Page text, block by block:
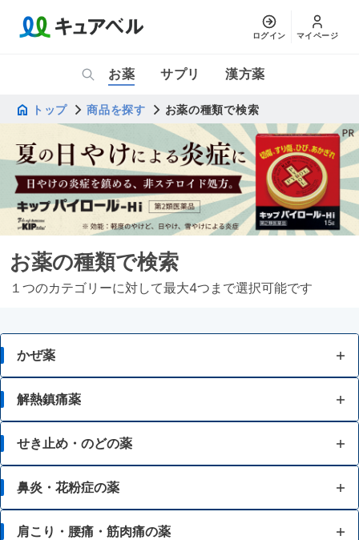
ログイン マイページ
お薬 サプリ 漢方薬
トップ 商品を探す お薬の種類で検索
お薬の種類で検索
１つのカテゴリーに対して最大4つまで選択可能です
かぜ薬
発熱
頭痛
鼻水
鼻づまり
解熱鎮痛薬
発熱
頭痛
生理痛
せき止め・のどの薬
せき
たん
鼻炎・花粉症の薬
鼻水
肩こり・腰痛・筋肉痛の薬